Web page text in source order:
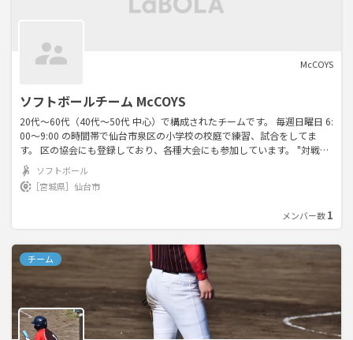
McCOYS
ソフトボールチーム McCOYS
20代～60代（40代～50代 中心）で構成されたチームです。 毎週日曜日 6:
00～9:00 の時間帯で仙台市泉区の小学校の校庭で練習、試合をしてま
す。 区の協会にも登録しており、各種大会にも参加しています。 "対戦相
手をリスペクト" をモットーに"エンジョイ"レベルで活動していますので
楽しく一緒に汗を流しましょう。 チーム高齢化に伴い、初心者、経験者、
男女問わず募集してます。 是非、お問い合わせください。
ソフトボール
［宮城県］ 仙台市
メンバー数1
チーム